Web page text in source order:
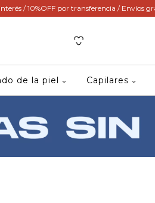
/ 10%OFF por transferencia / Envíos
de la piel Capilares